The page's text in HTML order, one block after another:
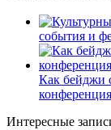
события и
Как бейджи
Интересные